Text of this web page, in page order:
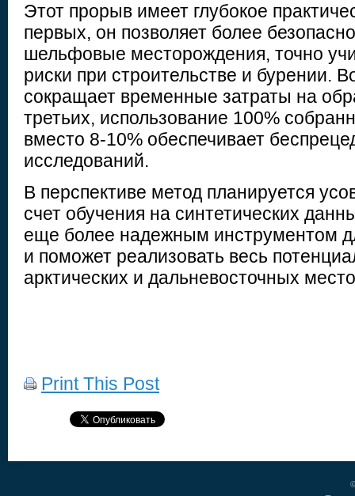
Этот прорыв имеет глубокое
первых, он позволяет более
шельфовые месторождения, точно
риски при строительстве и бурении.
сокращает временные затраты на
третьих, использование 100%
вместо 8-10% обеспечивает
исследований.
В перспективе метод планируется
счет обучения на синтетических
еще более надежным инструментом
и поможет реализовать весь
арктических и дальневосточных
Print This Post